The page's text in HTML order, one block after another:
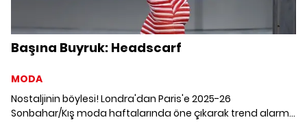
Başına Buyruk: Headscarf
MODA
Nostaljinin böylesi! Londra'dan Paris'e 2025-26
Sonbahar/Kış moda haftalarında öne çıkarak trend alarmı